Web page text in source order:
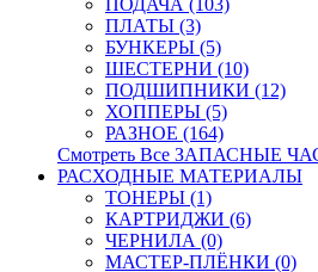
ПОДАЧА (103)
ПЛАТЫ (3)
БУНКЕРЫ (5)
ШЕСТЕРНИ (10)
ПОДШИПНИКИ (12)
ХОППЕРЫ (5)
РАЗНОЕ (164)
Смотреть Все ЗАПАСНЫЕ
РАСХОДНЫЕ МАТЕРИАЛЫ
ТОНЕРЫ (1)
КАРТРИДЖИ (6)
ЧЕРНИЛА (0)
МАСТЕР-ПЛЁНКИ (0)